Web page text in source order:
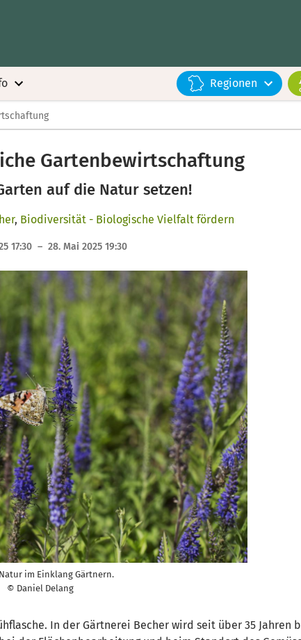
Regionen
Gartenbewirtschaftung
auf die Natur setzen!
, Biodiversität - Biologische Vielfalt fördern
17:30 – 28. Mai 2025 19:30
im Einklang Gärtnern.
© Daniel Delang
In der Gärtnerei Becher wird seit über 35 Jahren